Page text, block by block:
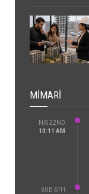
MIMARI
NIS 22ND
10:11 AM
ŞUB 6TH